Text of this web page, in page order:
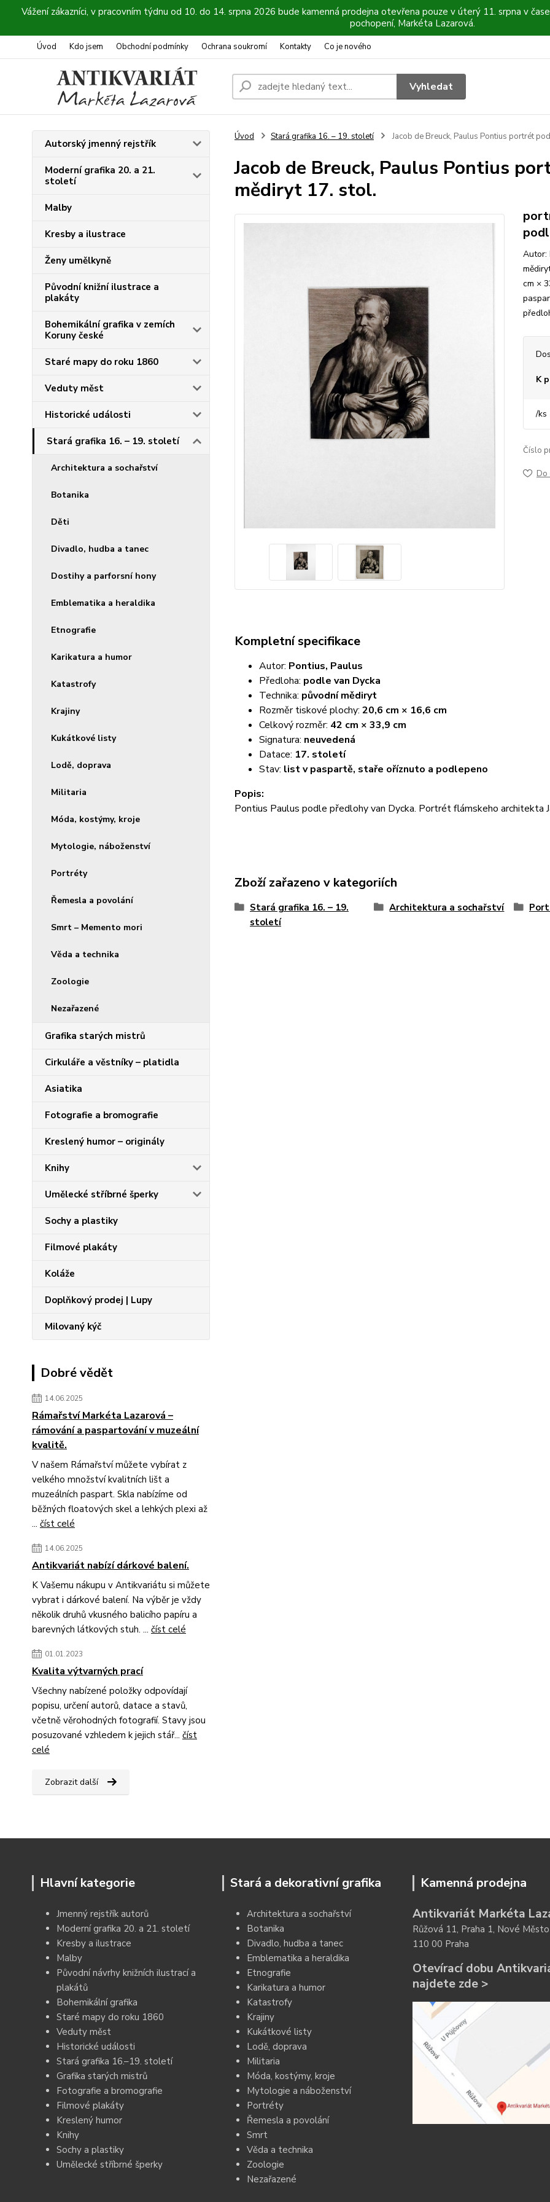
Vážení zákazníci, v pracovním týdnu od 10. do 14. srpna 2026 bude kamenná prodejna otevřena pouze v úterý 11. srpna v
pochopení, Markéta Lazarová.
Úvod Kdo jsem Obchodní podmínky Ochrana soukromí Kontakty Co je nového
Vyhledat
Autorský jmenný rejstřík
Moderní grafika 20. a 21.
století
Malby
Kresby a ilustrace
Ženy umělkyně
Původní knižní ilustrace a
plakáty
Bohemikální grafika v zemích
Koruny české
Staré mapy do roku 1860
Veduty měst
Historické události
Stará grafika 16. – 19. století
Architektura a sochařství
Botanika
Děti
Divadlo, hudba a tanec
Dostihy a parforsní hony
Emblematika a heraldika
Etnografie
Karikatura a humor
Katastrofy
Krajiny
Kukátkové listy
Lodě, doprava
Militaria
Móda, kostýmy, kroje
Mytologie, náboženství
Portréty
Řemesla a povolání
Smrt – Memento mori
Věda a technika
Zoologie
Nezařazené
Grafika starých mistrů
Cirkuláře a věstníky – platidla
Asiatika
Fotografie a bromografie
Kreslený humor – originály
Knihy
Umělecké stříbrné šperky
Sochy a plastiky
Filmové plakáty
Koláže
Doplňkový prodej | Lupy
Milovaný kýč
Dobré vědět
14.06.2025
Rámařství Markéta Lazarová –
rámování a paspartování v muzeální
kvalitě.
V našem Rámařství můžete vybírat z
velkého množství kvalitních lišt a
muzeálních paspart. Skla nabízíme od
běžných floatových skel a lehkých plexi až
... číst celé
14.06.2025
Antikvariát nabízí dárkové balení.
K Vašemu nákupu v Antikvariátu si můžete
vybrat i dárkové balení. Na výběr je vždy
několik druhů vkusného balicího papíru a
barevných látkových stuh. ... číst celé
01.01.2023
Kvalita výtvarných prací
Všechny nabízené položky odpovídají
popisu, určení autorů, datace a stavů,
včetně věrohodných fotografií. Stavy jsou
posuzované vzhledem k jejich stář... číst
celé
Zobrazit další
Úvod Stará grafika 16. – 19. století Jacob de Breuck, Paulus Pontius portrét
Jacob de Breuck, Paulus Pontius
mědiryt 17. stol.
Autor:
cm ×
K
/ks
Číslo
Do
Kompletní specifikace
Autor: Pontius, Paulus
Předloha: podle van Dycka
Technika: původní mědiryt
Rozměr tiskové plochy: 20,6 cm × 16,6 cm
Celkový rozměr: 42 cm × 33,9 cm
Signatura: neuvedená
Datace: 17. století
Stav: list v paspartě, staře oříznuto a podlepeno
Popis:
Pontius Paulus podle předlohy van Dycka. Portrét flámskeho architekta
Zboží zařazeno v kategoriích
Stará grafika 16. – 19.
století
Architektura a sochařství
Hlavní kategorie
Jmenný rejstřík autorů
Moderní grafika 20. a 21. století
Kresby a ilustrace
Malby
Původní návrhy knižních ilustrací a
plakátů
Bohemikální grafika
Staré mapy do roku 1860
Veduty měst
Historické události
Stará grafika 16.–19. století
Grafika starých mistrů
Fotografie a bromografie
Filmové plakáty
Kreslený humor
Knihy
Sochy a plastiky
Umělecké stříbrné šperky
Stará a dekorativní grafika
Architektura a sochařství
Botanika
Divadlo, hudba a tanec
Emblematika a heraldika
Etnografie
Karikatura a humor
Katastrofy
Krajiny
Kukátkové listy
Lodě, doprava
Militaria
Móda, kostýmy, kroje
Mytologie a náboženství
Portréty
Řemesla a povolání
Smrt
Věda a technika
Zoologie
Nezařazené
Kamenná prodejna
Antikvariát Markéta
Růžová 11, Praha 1, Nové Město
110 00 Praha
Otevírací dobu
najdete zde >